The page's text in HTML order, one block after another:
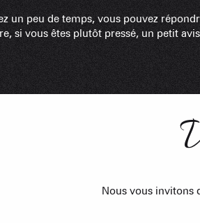
un peu de temps, vous pouvez
si vous êtes plutôt pressé, un petit
Nous vous invitons